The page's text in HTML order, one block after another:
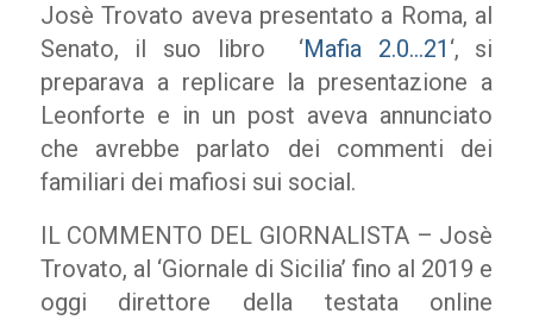
Josè Trovato aveva presentato a Roma, al
Senato, il suo libro ‘Mafia 2.0…21 ‘, si
preparava a replicare la presentazione a
Leonforte e in un post aveva annunciato
che avrebbe parlato dei commenti dei
familiari dei mafiosi sui social.
IL COMMENTO DEL GIORNALISTA – Josè
Trovato, al ‘Giornale di Sicilia’ fino al 2019 e
oggi direttore della testata online